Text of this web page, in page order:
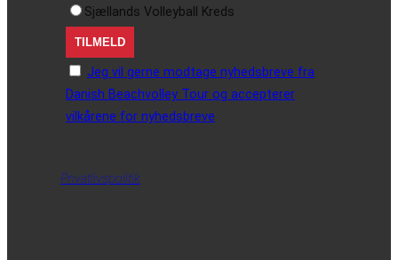
Sjællands Volleyball Kreds
Jeg vil gerne modtage nyhedsbreve fra
Danish Beachvolley Tour og accepterer
vilkårene for nyhedsbreve
Privatlivspolitik